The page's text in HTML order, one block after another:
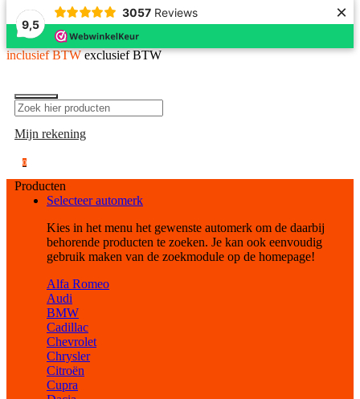
9,5
3057 Reviews ×
inclusief BTW exclusief BTW
Mijn rekening
0
Producten
Selecteer automerk
Kies in het menu het gewenste automerk om de daarbij
behorende producten te zoeken. Je kan ook eenvoudig
gebruik maken van de zoekmodule op de homepage!
Alfa Romeo
Audi
BMW
Cadillac
Chevrolet
Chrysler
Citroën
Cupra